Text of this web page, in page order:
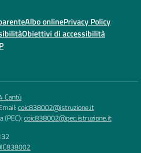
Albo onlinePrivacy Policy
Obiettivi di accessibilità
Cantù
coic838002@istruzione.it
(PEC):coic838002@pec.istruzione.it